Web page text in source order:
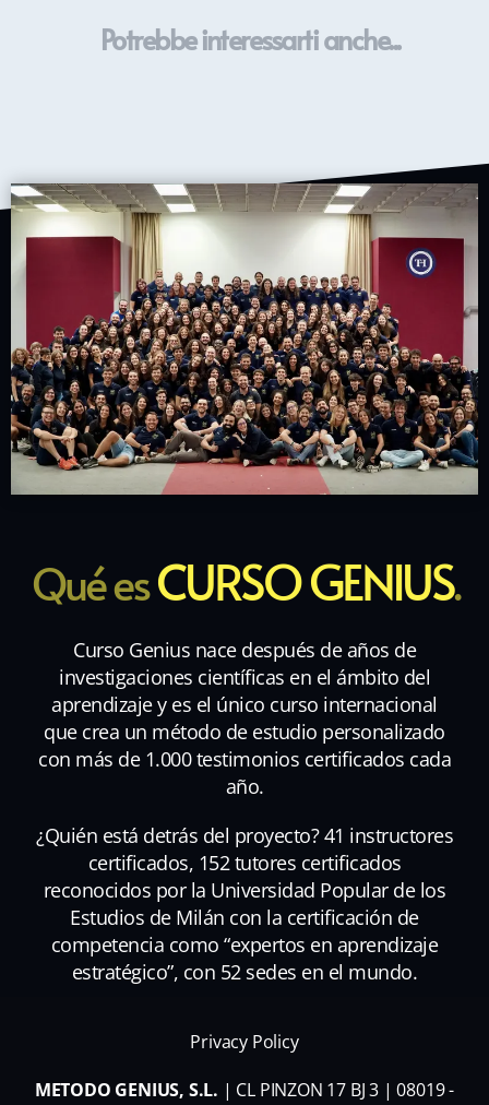
Potrebbe interessarti anche...
Qué esCURSO GENIUS.
Curso Genius nace después de años de
investigaciones científicas en el ámbito del
aprendizaje y es el único curso internacional
que crea un método de estudio personalizado
con más de 1.000 testimonios certificados cada
año.
¿Quién está detrás del proyecto? 41 instructores
certificados, 152 tutores certificados
reconocidos por la Universidad Popular de los
Estudios de Milán con la certificación de
competencia como “expertos en aprendizaje
estratégico”, con 52 sedes en el mundo.
Privacy Policy
METODO GENIUS, S.L. | CL PINZON 17 BJ 3 | 08019 -